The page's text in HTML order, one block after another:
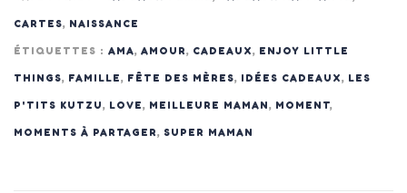
CARTES, NAISSANCE
ÉTIQUETTES : AMA, AMOUR, CADEAUX, ENJOY LITTLE
THINGS, FAMILLE, FÊTE DES MÈRES, IDÉES CADEAUX, LES
P'TITS KUTZU, LOVE, MEILLEURE MAMAN, MOMENT,
MOMENTS À PARTAGER, SUPER MAMAN